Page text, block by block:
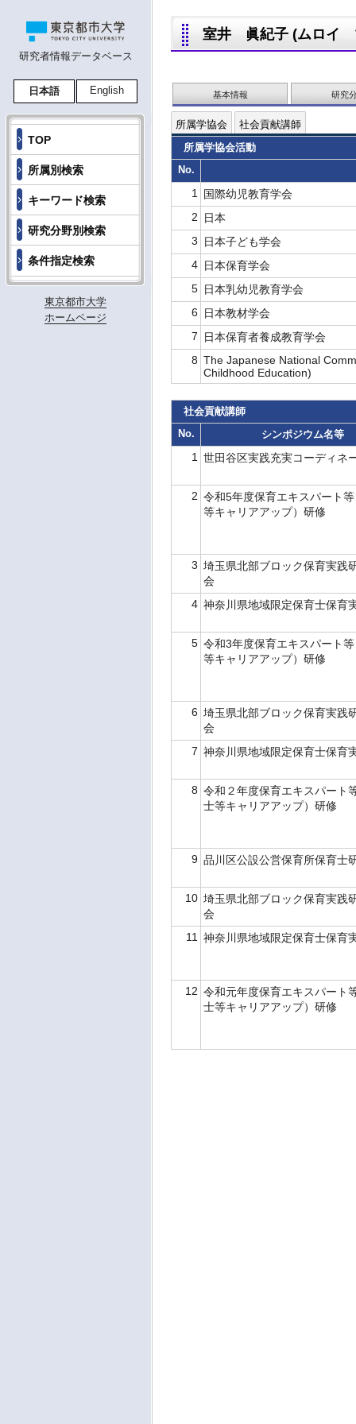
研究者情報データベース
日本語 English
TOP
所属別検索
キーワード検索
研究分野別検索
条件指定検索
東京都市大学
ホームページ
室井 眞紀子 (ムロイ
基本情報 研究
所属学協会
社会貢献講師
所属学協会活動
No.
1
国際幼児教育学会
2
日本
3
日本子ども学会
4 日本保育学会
5 日本乳幼児教育学会
6
日本教材学会
7
日本保育者養成教育学会
8 The Japanese National
Childhood Education)
社会貢献講師
No.
シンポジウム名等
1 世田谷区実践充実コーディネ
2 令和5年度保育エキスパート
等キャリアアップ）研修
3 埼玉県北部ブロック保育実践
会
4 神奈川県地域限定保育士保育
5 令和3年度保育エキスパート
等キャリアアップ）研修
6 埼玉県北部ブロック保育実践
会
7 神奈川県地域限定保育士保育
8 令和２年度保育エキスパート
士等キャリアアップ）研修
9 品川区公設公営保育所保育士
10 埼玉県北部ブロック保育実践
会
11
神奈川県地域限定保育士保育
12 令和元年度保育エキスパート
士等キャリアアップ）研修